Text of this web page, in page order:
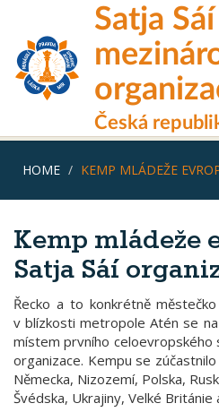
main
content
Satja Sáí
Česká
HOME KEMP MLÁDEŽE
Kemp mládeže
Satja Sáí
Řecko a to konkrétně
v blízkosti metropole Atén se
místem prvního celoevropského
organizace. Kempu se
Německa, Nizozemí, Polska,
Švédska, Ukrajiny, Velké Británie